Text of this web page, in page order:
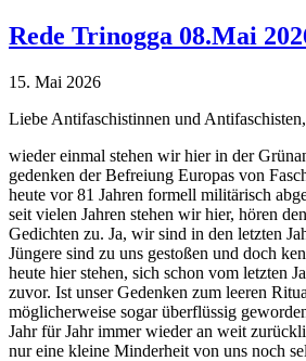
Rede Trinogga 08.Mai
15. Mai 2026
Liebe Antifaschistinnen und Antifaschisten,
wieder einmal stehen wir hier in der
gedenken der Befreiung Europas von
heute vor 81 Jahren formell militärisch
seit vielen Jahren stehen wir hier, hören
Gedichten zu. Ja, wir sind in den letzten
Jüngere sind zu uns gestoßen und doch
heute hier stehen, sich schon vom letzten
zuvor. Ist unser Gedenken zum leeren
möglicherweise sogar überflüssig
Jahr für Jahr immer wieder an weit
nur eine kleine Minderheit von uns noch